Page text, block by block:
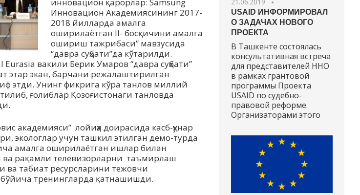
Инновацион Академиясининг 2017-
2018 йилларда амалга
оширилаётган II- босқичини амалга
ошириш тажрибаси” мавзусида
“давра суҳбати”да кўтарилди.
Eurasia вакили Берик Умаров “давра суҳбати”
этар экан, барчани режалаштирилган
этди. Унинг фикрига кўра танлов миллий
ғолиблар Қозоғистонаги танловда
академияси” лойиҳа доирасида касб-ҳунар
экологлар учун ташкил этилган демо-турда
амалга оширилаётган ишлар билан
рақамли телевизорларни таъмирлаш
ва табиат ресурсларини тежовчи
тренингларда қатнашишди.
USAID ИНФОРМИРОВАЛ
О ЗАДАЧАХ НОВОГО
ПРОЕКТА
В Ташкенте состоялась
консультативная встреча
для представителей ННО
в рамках грантовой
программы Проекта
USAID по судебно-
правовой реформе.
Организаторами этого